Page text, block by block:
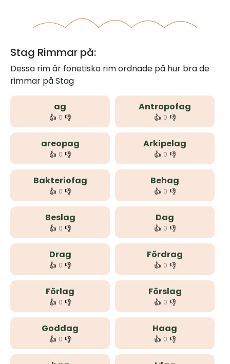
Stag Rimmar på:
Dessa rim är fonetiska rim ordnade på hur bra de
rimmar på Stag
ag
👍 0 👎
Antropofag
👍 0 👎
areopag
👍 0 👎
Arkipelag
👍 0 👎
Bakteriofag
👍 0 👎
Behag
👍 0 👎
Beslag
👍 0 👎
Dag
👍 0 👎
Drag
👍 0 👎
Fördrag
👍 0 👎
Förlag
👍 0 👎
Förslag
👍 0 👎
Goddag
👍 0 👎
Haag
👍 0 👎